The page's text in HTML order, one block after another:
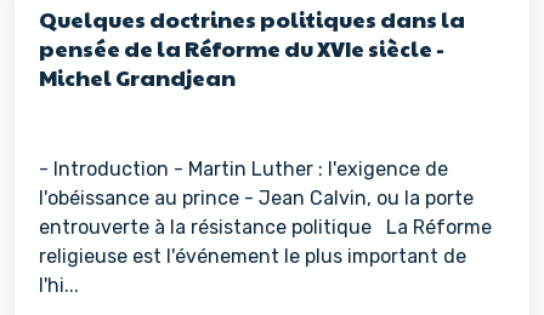
Quelques doctrines politiques dans la
pensée de la Réforme du XVIe siècle -
Michel Grandjean
- Introduction - Martin Luther : l'exigence de
l'obéissance au prince - Jean Calvin, ou la porte
entrouverte à la résistance politique La Réforme
religieuse est l'événement le plus important de
l'hi...